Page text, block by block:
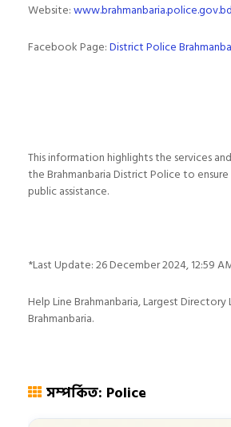
Website:www.brahmanbaria.police.gov.bd
Facebook Page:District Police
This information highlights the services
the Brahmanbaria District Police to
public assistance.
*Last Update: 26 December 2024, 12:59
Help Line Brahmanbaria, Largest Directory
Brahmanbaria.
সম্পর্কিত: Police